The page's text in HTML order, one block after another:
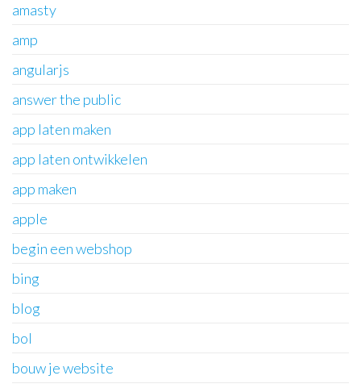
amasty
amp
angularjs
answer the public
app laten maken
app laten ontwikkelen
app maken
apple
begin een webshop
bing
blog
bol
bouw je website